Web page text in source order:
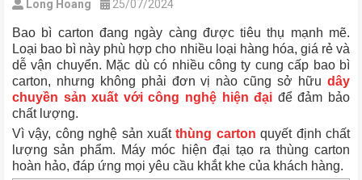
Long Hoang 25/07/2024
Bao bì carton đang ngày càng được tiêu thụ mạnh mẽ.
Loại bao bì này phù hợp cho nhiều loại hàng hóa, giá rẻ và
dễ vận chuyển. Mặc dù có nhiều công ty cung cấp bao bì
carton, nhưng không phải đơn vị nào cũng sở hữu dây
chuyền sản xuất với công nghệ hiện đại để đảm bảo
chất lượng.
Vì vậy, công nghệ sản xuấtthùng carton quyết định chất
lượng sản phẩm. Máy móc hiện đại tạo ra thùng carton
hoàn hảo, đáp ứng mọi yêu cầu khắt khe của khách hàng.